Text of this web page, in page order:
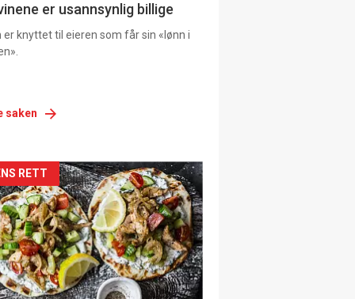
er usannsynlig billige
er knyttet til eieren som får sin «lønn i
saken
RETT